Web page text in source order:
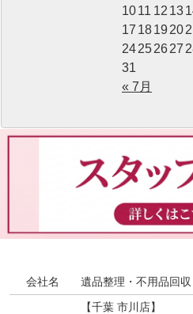
« 7月
1011 12 13
17 1819 20
24252627
31
会社名 遺品整理・不用品回
【千葉 市川店】